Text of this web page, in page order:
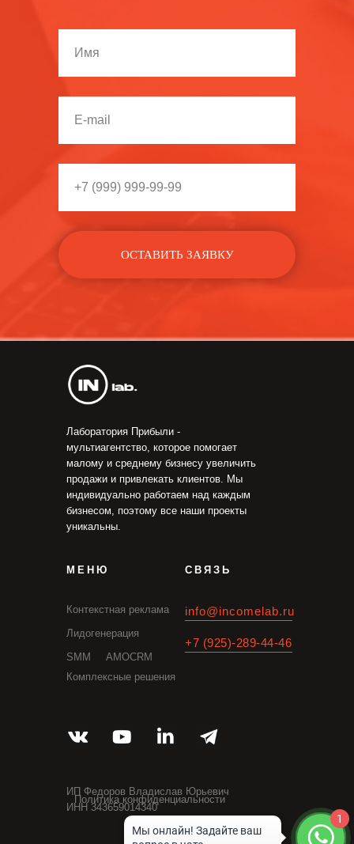
ОСТАВИТЬ ЗАЯВКУ
Лаборатория Прибыли -
мультиагентство, которое помогает
малому и среднему бизнесу увеличить
продажи и привлекать клиентов. Мы
индивидуально работаем над каждым
бизнесом, поэтому все наши проекты
уникальны.
ИП Федоров Владислав Юрьевич
ИНН 343659014340
Контекстная реклама
SMM AMOCRM
Лидогенерация
Комплексные решения
МЕНЮ СВЯЗЬ
info@incomelab.ru
+7 (925)-289-44-46
Политика конфиденциальности
1